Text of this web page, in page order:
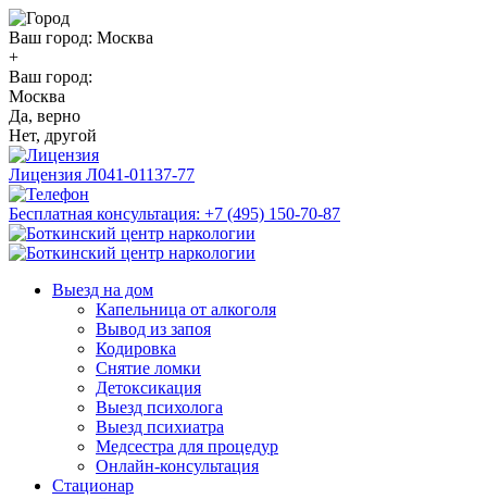
Ваш город: Москва
+
Ваш город:
Москва
Да, верно
Нет, другой
Лицензия Л041-01137-77
Бесплатная консультация: +7 (495) 150-70-87
Выезд на дом
Капельница от алкоголя
Вывод из запоя
Кодировка
Снятие ломки
Детоксикация
Выезд психолога
Выезд психиатра
Медсестра для процедур
Онлайн-консультация
Стационар